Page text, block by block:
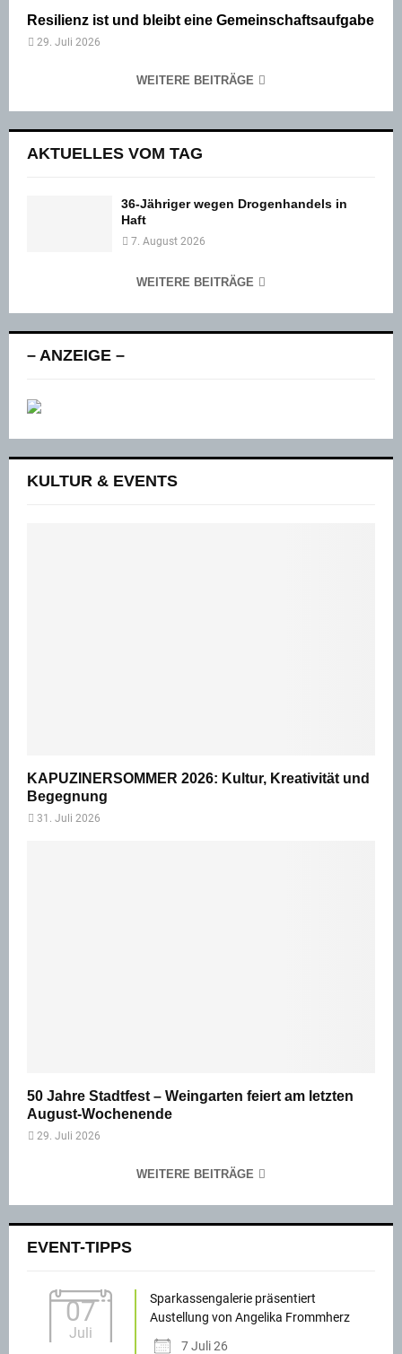
Resilienz ist und bleibt eine Gemeinschaftsaufgabe
29. Juli 2026
WEITERE BEITRÄGE
AKTUELLES VOM TAG
36-Jähriger wegen Drogenhandels in
Haft
7. August 2026
WEITERE BEITRÄGE
– ANZEIGE –
KULTUR & EVENTS
KAPUZINERSOMMER 2026: Kultur, Kreativität und
Begegnung
31. Juli 2026
50 Jahre Stadtfest – Weingarten feiert am letzten
August-Wochenende
29. Juli 2026
WEITERE BEITRÄGE
EVENT-TIPPS
07
Juli
Sparkassengalerie präsentiert
Austellung von Angelika Frommherz
7 Juli 26